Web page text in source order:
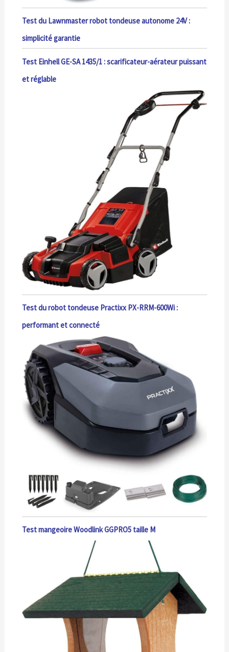
Test du Lawnmaster robot tondeuse autonome 24V :
simplicité garantie
Test Einhell GE-SA 1435/1 : scarificateur-aérateur puissant
et réglable
Test du robot tondeuse Practixx PX-RRM-600Wi :
performant et connecté
Test mangeoire Woodlink GGPRO5 taille M